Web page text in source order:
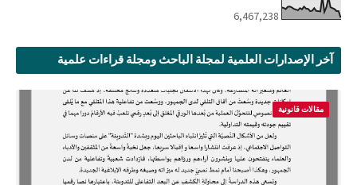
6,467,238
آخر الإصدارات العلمية لمجلة الباحث ومجلة قراءات علمية
مقالات قانونية